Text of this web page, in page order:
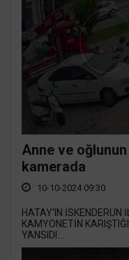
Anne ve oğlunun
kamerada
10-10-2024 09:30
HATAY'IN İSKENDERUN
KAMYONETİN
YANSIDI....